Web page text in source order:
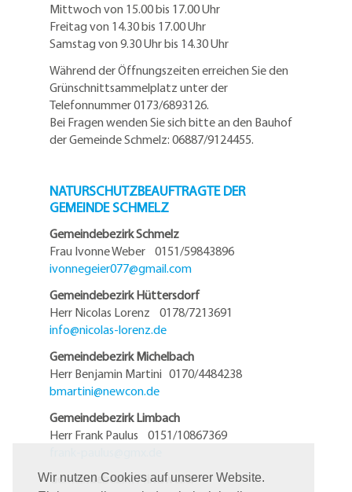
Wir nutzen Cookies auf unserer Website.
Mittwoch von 15.00 bis 17.00 Uhr
Freitag von 14.30 bis 17.00 Uhr
Samstag von 9.30 Uhr bis 14.30 Uhr
Während der Öffnungszeiten erreichen Sie den
Grünschnittsammelplatz unter der
Telefonnummer 0173/6893126.
Bei Fragen wenden Sie sich bitte an den Bauhof
der Gemeinde Schmelz: 06887/9124455.
NATURSCHUTZBEAUFTRAGTE DER
GEMEINDE SCHMELZ
Gemeindebezirk Schmelz
Frau Ivonne Weber 0151/59843896
ivonnegeier077@gmail.com
Gemeindebezirk Hüttersdorf
Herr Nicolas Lorenz 0178/7213691
info@nicolas-lorenz.de
Gemeindebezirk Michelbach
Herr Benjamin Martini 0170/4484238
bmartini@newcon.de
Gemeindebezirk Limbach
Herr Frank Paulus 0151/10867369
Gemeindebezirk Primsweiler